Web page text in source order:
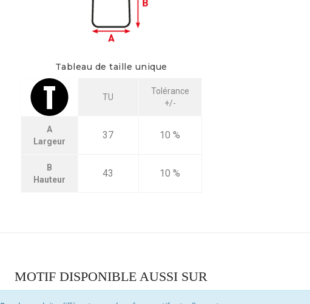
Tableau de taille unique
TU
Tolérance
+/-
A
Largeur
37 10 %
B
Hauteur
43 10 %
MOTIF DISPONIBLE AUSSI SUR